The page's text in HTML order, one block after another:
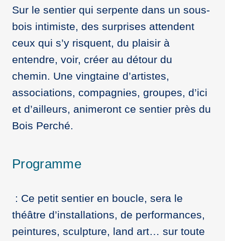
Sur le sentier qui serpente dans un sous-
bois intimiste, des surprises attendent
ceux qui s’y risquent, du plaisir à
entendre, voir, créer au détour du
chemin. Une vingtaine d’artistes,
associations, compagnies, groupes, d’ici
et d’ailleurs, animeront ce sentier près du
Bois Perché.
Programme
: Ce petit sentier en boucle, sera le
théâtre d’installations, de performances,
peintures, sculpture, land art… sur toute